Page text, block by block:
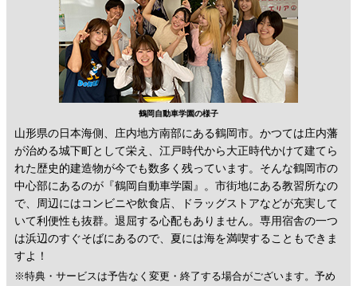
鶴岡自動車学園の様子
山形県の日本海側、庄内地方南部にある鶴岡市。かつては庄内藩
が治める城下町として栄え、江戸時代から大正時代かけて建てら
れた歴史的建造物が今でも数多く残っています。そんな鶴岡市の
中心部にあるのが『鶴岡自動車学園』。市街地にある教習所なの
で、周辺にはコンビニや飲食店、ドラッグストアなどが充実して
いて利便性も抜群。退屈する心配もありません。専用宿舎の一つ
は浜辺のすぐそばにあるので、夏には海を満喫することもできま
すよ！
※特典・サービスは予告なく変更・終了する場合がございます。予め